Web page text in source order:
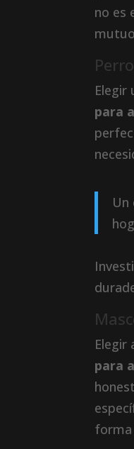
no es
Elegir
para
Un
Elegir
para
forma